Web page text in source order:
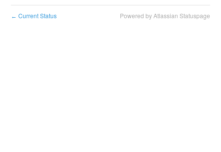
← Current Status Powered by Atlassian Statuspage